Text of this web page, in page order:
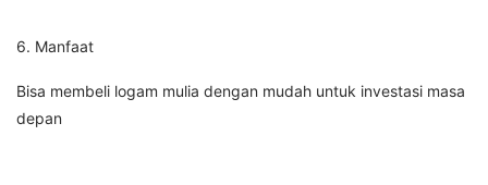
6. Manfaat
Bisa membeli logam mulia dengan mudah untuk investasi masa
depan